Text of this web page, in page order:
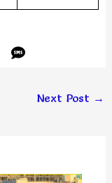
Next Post →